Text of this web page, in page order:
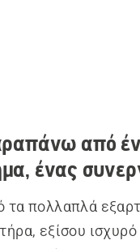
από
ένας
τα πολλαπλά
εξίσου